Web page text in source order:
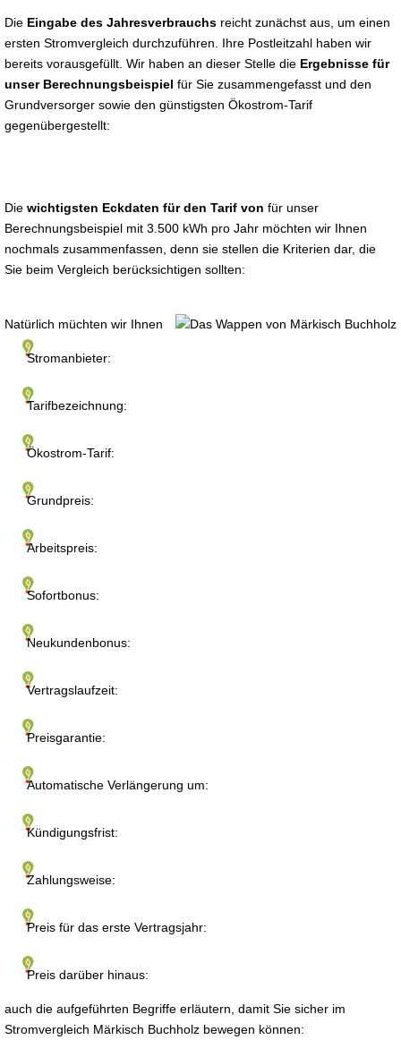
Die Eingabe des Jahresverbrauchs reicht zunächst aus, um einen
ersten Stromvergleich durchzuführen. Ihre Postleitzahl haben wir
bereits vorausgefüllt. Wir haben an dieser Stelle die Ergebnisse für
unser Berechnungsbeispiel für Sie zusammengefasst und den
Grundversorger sowie den günstigsten Ökostrom-Tarif
gegenübergestellt:
Die wichtigsten Eckdaten für den Tarif von für unser
Berechnungsbeispiel mit 3.500 kWh pro Jahr möchten wir Ihnen
nochmals zusammenfassen, denn sie stellen die Kriterien dar, die
Sie beim Vergleich berücksichtigen sollten:
Stromanbieter:
Tarifbezeichnung:
Ökostrom-Tarif:
Grundpreis:
Arbeitspreis:
Sofortbonus:
Neukundenbonus:
Vertragslaufzeit:
Preisgarantie:
Automatische Verlängerung um:
Kündigungsfrist:
Zahlungsweise:
Preis für das erste Vertragsjahr:
Preis darüber hinaus:
Natürlich müchten wir Ihnen
auch die aufgeführten Begriffe erläutern, damit Sie sicher im
Stromvergleich Märkisch Buchholz bewegen können: